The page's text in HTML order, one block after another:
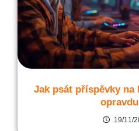
Jak psát příspěvky na
19/11/